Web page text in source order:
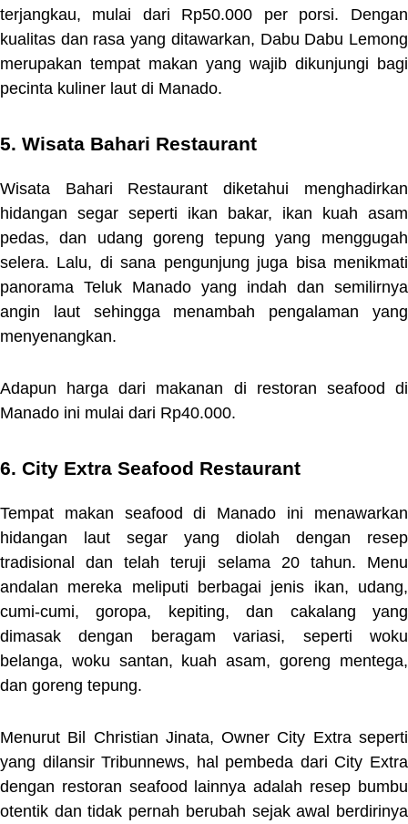
terjangkau, mulai dari Rp50.000 per porsi. Dengan
kualitas dan rasa yang ditawarkan, Dabu Dabu Lemong
merupakan tempat makan yang wajib dikunjungi bagi
pecinta kuliner laut di Manado.
5. Wisata Bahari Restaurant
Wisata Bahari Restaurant diketahui menghadirkan
hidangan segar seperti ikan bakar, ikan kuah asam
pedas, dan udang goreng tepung yang menggugah
selera. Lalu, di sana pengunjung juga bisa menikmati
panorama Teluk Manado yang indah dan semilirnya
angin laut sehingga menambah pengalaman yang
menyenangkan.
Adapun harga dari makanan di restoran seafood di
Manado ini mulai dari Rp40.000.
6. City Extra Seafood Restaurant
Tempat makan seafood di Manado ini menawarkan
hidangan laut segar yang diolah dengan resep
tradisional dan telah teruji selama 20 tahun. Menu
andalan mereka meliputi berbagai jenis ikan, udang,
cumi-cumi, goropa, kepiting, dan cakalang yang
dimasak dengan beragam variasi, seperti woku
belanga, woku santan, kuah asam, goreng mentega,
dan goreng tepung.
Menurut Bil Christian Jinata, Owner City Extra seperti
yang dilansir Tribunnews, hal pembeda dari City Extra
dengan restoran seafood lainnya adalah resep bumbu
otentik dan tidak pernah berubah sejak awal berdirinya